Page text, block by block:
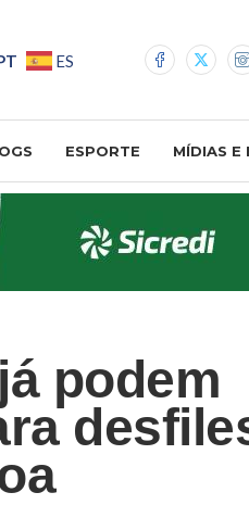
ES
ESPORTE MÍDIAS E
podem